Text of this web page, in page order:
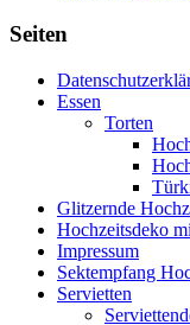
Seiten
Essen
Torten
Glitzernde
Hochzeitsdeko
Impressum
Sektempfang
Servietten